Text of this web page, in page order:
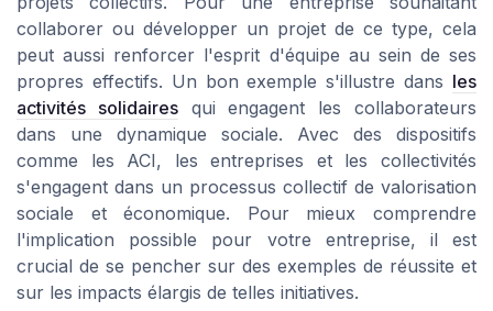
collaborer ou développer un projet de ce type, cela
peut aussi renforcer l'esprit d'équipe au sein de ses
propres effectifs. Un bon exemple s'illustre dans les
activités solidairesqui engagent les collaborateurs
dans une dynamique sociale. Avec des dispositifs
comme les ACI, les entreprises et les collectivités
s'engagent dans un processus collectif de valorisation
sociale et économique. Pour mieux comprendre
l'implication possible pour votre entreprise, il est
crucial de se pencher sur des exemples de réussite et
sur les impacts élargis de telles initiatives.